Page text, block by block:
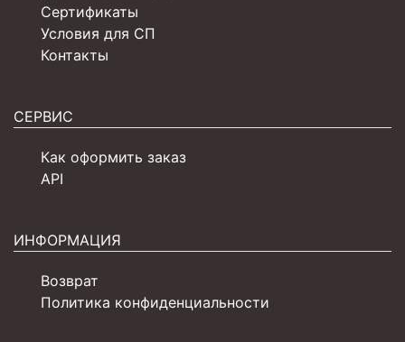
Сертификаты
Условия для СП
Контакты
СЕРВИС
Как оформить заказ
API
ИНФОРМАЦИЯ
Возврат
Политика конфиденциальности